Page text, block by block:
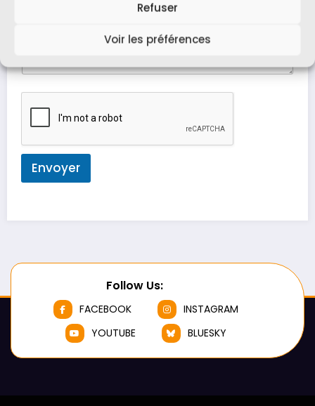
Refuser
Voir les préférences
o
Envoyer
Follow Us:
FACEBOOK
INSTAGRAM
YOUTUBE
BLUESKY